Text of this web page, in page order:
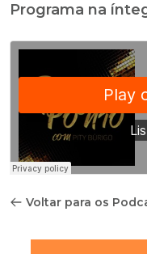
Programa na
Voltar para os